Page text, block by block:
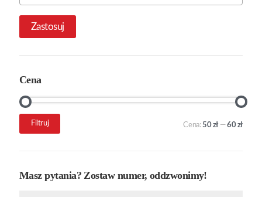
Zastosuj
Cena
Cena
Cena
Filtruj Cena:50 zł —60 zł
Masz pytania? Zostaw numer, oddzwonimy!